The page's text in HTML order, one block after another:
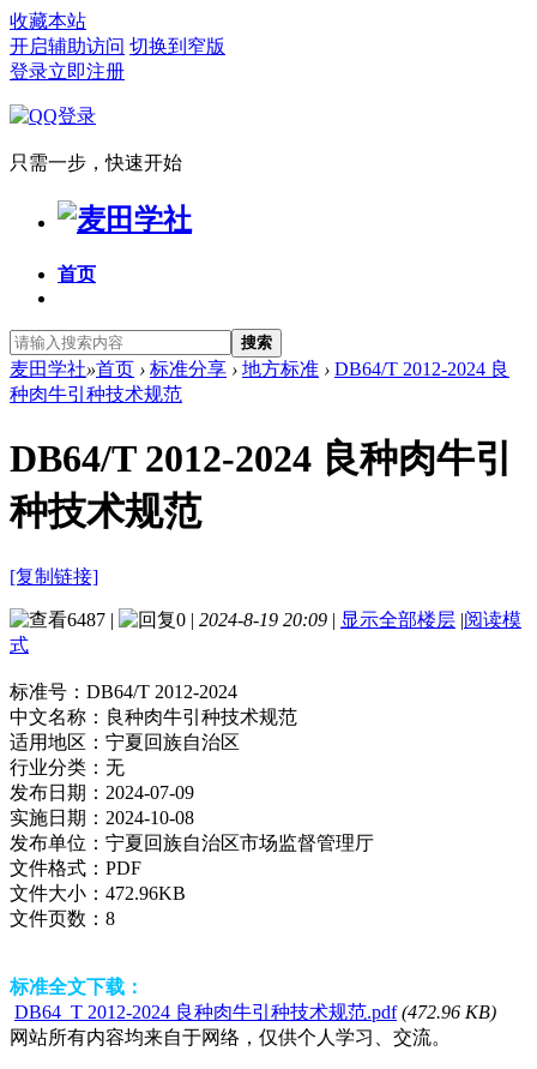
收藏本站
开启辅助访问 切换到窄版
登录立即注册
只需一步，快速开始
首页
搜索
麦田学社»首页 › 标准分享 › 地方标准 › DB64/T 2012-2024 良
种肉牛引种技术规范
DB64/T 2012-2024 良种肉牛引
种技术规范
[复制链接]
6487 | 0 | 2024-8-19 20:09 | 显示全部楼层 |阅读模
式
标准号： DB64/T 2012-2024
中文名称： 良种肉牛引种技术规范
适用地区： 宁夏回族自治区
行业分类： 无
发布日期： 2024-07-09
实施日期： 2024-10-08
发布单位： 宁夏回族自治区市场监督管理厅
文件格式： PDF
文件大小： 472.96KB
文件页数： 8
标准全文下载：
DB64_T 2012-2024 良种肉牛引种技术规范.pdf (472.96 KB)
网站所有内容均来自于网络，仅供个人学习、交流。